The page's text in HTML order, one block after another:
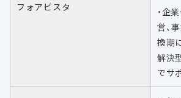
フォアビスタ
・企
営、
換期
解決
でサ